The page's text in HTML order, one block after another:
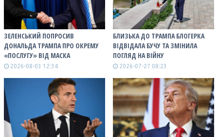
ЗЕЛЕНСЬКИЙ ПОПРОСИВ
ДОНАЛЬДА ТРАМПА ПРО ОКРЕМУ
«ПОСЛУГУ» ВІД МАСКА
2026-08-03 12:34
БЛИЗЬКА ДО ТРАМПА БЛОГЕРКА
ВІДВІДАЛА БУЧУ ТА ЗМІНИЛА
ПОГЛЯД НА ВІЙНУ
2026-07-27 08:23